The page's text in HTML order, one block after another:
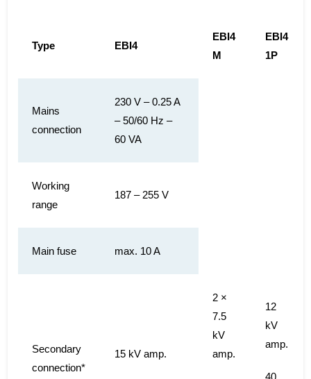
Type EBI4
EBI4
M
EBI4
1P
Mains
connection
230 V – 0.25 A
– 50/60 Hz –
60 VA
Working
range
187 – 255 V
Main fuse max. 10 A
Secondary
connection*
15 kV amp.
2 ×
7.5
kV
amp.
12
kV
amp.
40